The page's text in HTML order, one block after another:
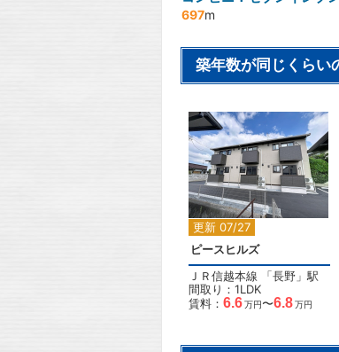
697m
築年数が同じくらい
更新 07/27
2
ピースヒルズ
ＪＲ信越本線 「長野 」駅
間取り：1LDK
賃料： 6.6万円〜6.8万円